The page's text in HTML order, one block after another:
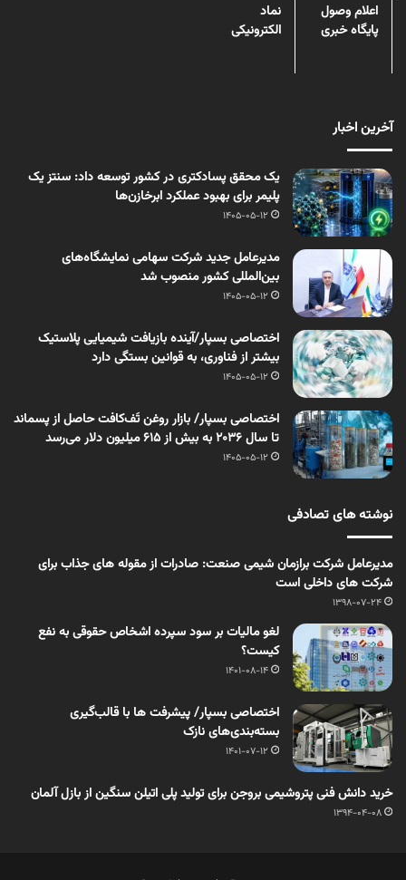
اعلام وصول
پایگاه خبری
نماد
الکترونیکی
آخرین اخبار
یک محقق پسادکتری در کشور توسعه داد: سنتز یک
پلیمر برای بهبود عملکرد ابرخازن‌ها
1405-05-12
مدیرعامل جدید شرکت سهامی نمایشگاه‌های
بین‌المللی کشور منصوب شد
1405-05-12
اختصاصی بسپار/آینده بازیافت شیمیایی پلاستیک
بیشتر از فناوری، به قوانین بستگی دارد
1405-05-12
اختصاصی بسپار/ بازار روغن تَف‌کافت حاصل از پسماند
تا سال ۲۰۳۶ به بیش از ۶۱۵ میلیون دلار می‌رسد
1405-05-12
نوشته های تصادفی
مدیرعامل شرکت برازمان شیمی صنعت: صادرات از مقوله های جذاب برای
شرکت های داخلی است
1398-07-24
لغو مالیات بر سود سپرده اشخاص حقوقی به نفع
کیست؟
1401-08-14
اختصاصی بسپار/ پیشرفت ­ها با قالب‌‌گیری
بسته‌‌بندی‌‌های نازک
1401-07-12
خرید دانش فنی پتروشیمی بروجن برای تولید پلی اتیلن سنگین از بازل آلمان
1394-04-08